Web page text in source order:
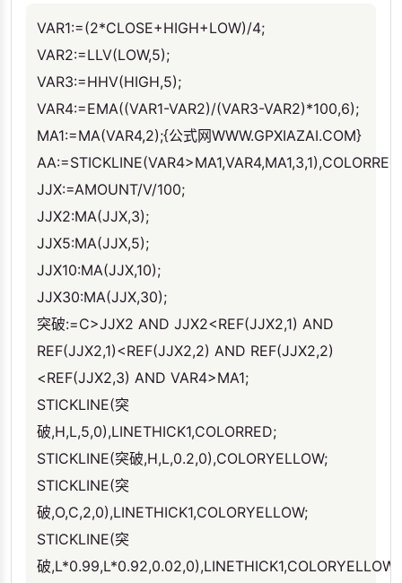
VAR1:=(2*CLOSE+HIGH+LOW)/4;
VAR2:=LLV(LOW,5);
VAR3:=HHV(HIGH,5);
VAR4:=EMA((VAR1-VAR2)/(VAR3-VAR2)*100,6);
MA1:=MA(VAR4,2);{公式网WWW.GPXIAZAI.COM}
JJX:=AMOUNT/V/100;
JJX2:MA(JJX,3);
JJX5:MA(JJX,5);
JJX10:MA(JJX,10);
JJX30:MA(JJX,30);
突破:=C>JJX2 AND JJX2<REF(JJX2,1) AND
REF(JJX2,1)<REF(JJX2,2) AND REF(JJX2,2)
<REF(JJX2,3) AND VAR4>MA1;
STICKLINE(突
破,H,L,5,0),LINETHICK1,COLORRED;
STICKLINE(突破,H,L,0.2,0),COLORYELLOW;
STICKLINE(突
破,O,C,2,0),LINETHICK1,COLORYELLOW;
STICKLINE(突
破,L*0.99,L*0.92,0.02,0),LINETHICK1,COLORYELLOW;